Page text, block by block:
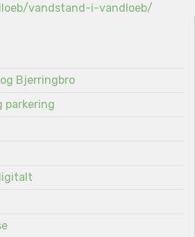
Bjerringbro
parkering
vandstand-i-vandloeb/